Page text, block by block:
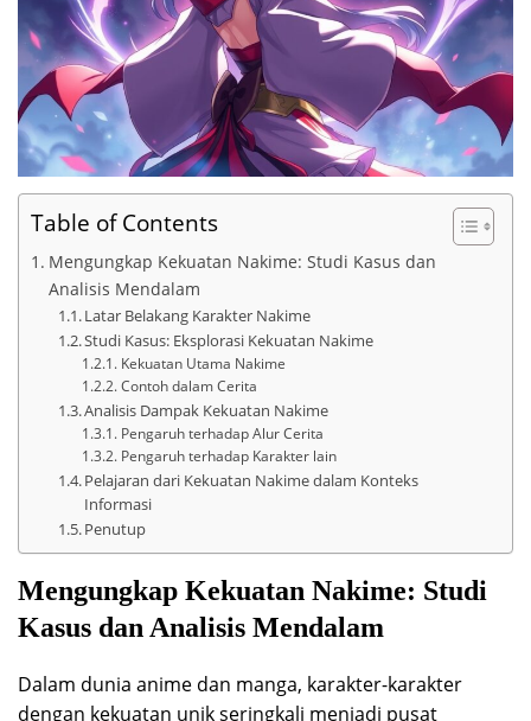
Table of Contents
Mengungkap Kekuatan Nakime: Studi Kasus dan
Analisis Mendalam
Latar Belakang Karakter Nakime
Studi Kasus: Eksplorasi Kekuatan Nakime
Kekuatan Utama Nakime
Contoh dalam Cerita
Analisis Dampak Kekuatan Nakime
Pengaruh terhadap Alur Cerita
Pengaruh terhadap Karakter lain
Pelajaran dari Kekuatan Nakime dalam Konteks
Informasi
Penutup
Mengungkap Kekuatan Nakime: Studi
Kasus dan Analisis Mendalam
Dalam dunia anime dan manga, karakter-karakter
dengan kekuatan unik seringkali menjadi pusat